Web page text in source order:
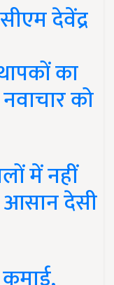
देवेंद्र
का
को
में नहीं
आसान देसी